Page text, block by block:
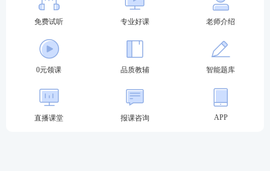
4、银行业金融机构应承担（）的责任，即积极开展金
融知识普及活动，引导和培育社会公众的金融意识和
风险意识，为提高社会公众财产性收入贡献力量。
A. 为社区提供金融服务便利
B. 加强员工培训
免费试听 专业好课 老师介绍
0元领课 品质教辅 智能题库
直播课堂 报课咨询 APP